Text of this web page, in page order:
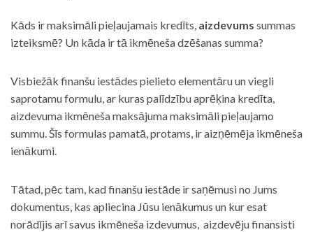
Kāds ir maksimāli pieļaujamais kredīts, aizdevums summas
izteiksmē? Un kāda ir tā ikmēneša dzēšanas summa?
Visbiežāk finanšu iestādes pielieto elementāru un viegli
saprotamu formulu, ar kuras palīdzību aprēķina kredīta,
aizdevuma ikmēneša maksājuma maksimāli pieļaujamo
summu. Šīs formulas pamatā, protams, ir aizņēmēja ikmēneša
ienākumi.
Tātad, pēc tam, kad finanšu iestāde ir saņēmusi no Jums
dokumentus, kas apliecina Jūsu ienākumus un kur esat
norādījis arī savus ikmēneša izdevumus, aizdevēju finansisti